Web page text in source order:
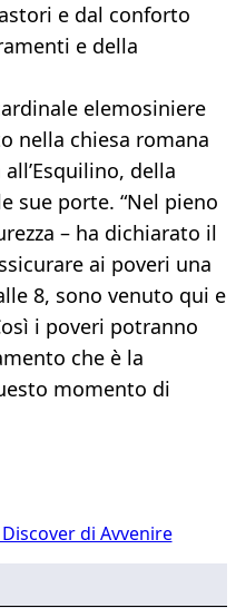
e dal conforto
e della
elemosiniere
nella chiesa romana
della
sue porte. “Nel pieno
– ha dichiarato il
ai poveri una
8, sono venuto qui e
i poveri potranno
che è la
momento di
di Avvenire